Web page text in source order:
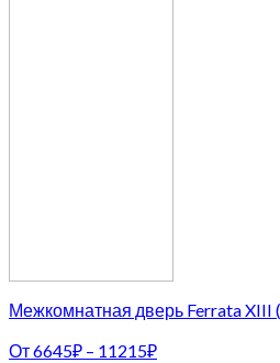
Межкомнатная дверь Ferrata XIII
От6645₽ – 11215₽